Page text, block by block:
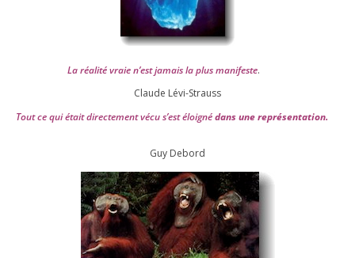
La réa­lité vraie n’est jamais la plus mani­feste.
Claude Lévi-Strauss
Tout ce qui était direc­te­ment vécu s’est éloi­gnédans une repré­sen­ta­tion.
Guy Debord